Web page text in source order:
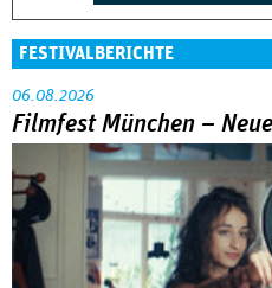
FESTIVALBERICHTE
06.08.2026
Filmfest München –